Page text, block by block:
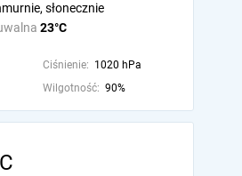
23°C
słonecznie
Ciśnienie: 1020 hPa
Wilgotność: 90%